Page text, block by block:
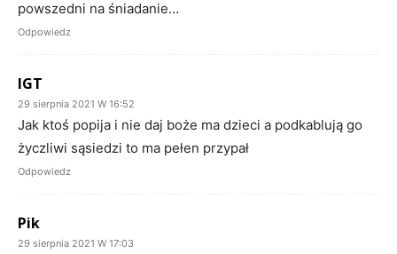
powszedni na śniadanie…
Odpowiedz
lGT
29 sierpnia 2021 W 16:52
Jak ktoś popija i nie daj boże ma dzieci a podkablują go
życzliwi sąsiedzi to ma pełen przypał
Odpowiedz
Pik
29 sierpnia 2021 W 17:03